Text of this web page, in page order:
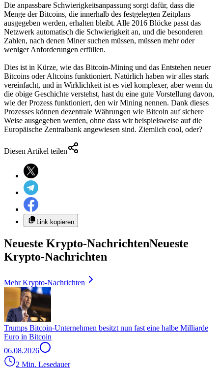
Die anpassbare Schwierigkeitsanpassung sorgt dafür, dass die
Menge der Bitcoins, die innerhalb des festgelegten Zeitplans
ausgegeben werden, erhalten bleibt. Alle 2016 Blöcke passt das
Netzwerk automatisch die Schwierigkeit an, und die besonderen
Zahlen, nach denen Miner suchen müssen, müssen mehr oder
weniger Anforderungen erfüllen.
Dies ist in Kürze, wie das Bitcoin-Mining und das Entstehen neuer
Bitcoins oder Altcoins funktioniert. Natürlich haben wir alles stark
vereinfacht, und in Wirklichkeit ist es viel komplexer, aber wenn du
die obige Geschichte verstehst, hast du eine gute Vorstellung davon,
wie der Prozess funktioniert, den wir Mining nennen. Dank dieses
Prozesses können dezentrale Währungen wie Bitcoin auf sichere
Weise ausgegeben werden, ohne dass wir beispielsweise auf die
Europäische Zentralbank angewiesen sind. Ziemlich cool, oder?
Diesen Artikel teilen
Link kopieren
Neueste Krypto-NachrichtenNeueste
Krypto-Nachrichten
Mehr Krypto-Nachrichten
Trumps Bitcoin-Unternehmen besitzt nun fast eine halbe Milliarde
Euro in Bitcoin
06.08.2026
2 Min. Lesedauer